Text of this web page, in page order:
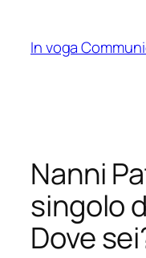
content
In voga
Nanni
singolo
Dove